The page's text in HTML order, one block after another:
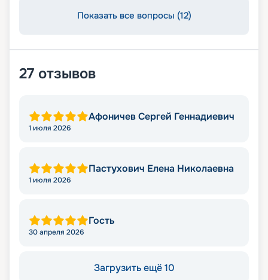
Показать все вопросы (12)
27 отзывов
Афоничев Сергей Геннадиевич
1 июля 2026
Пастухович Елена Николаевна
1 июля 2026
Гость
30 апреля 2026
Загрузить ещё 10